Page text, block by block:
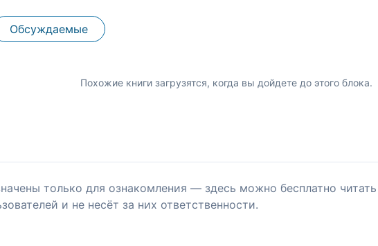
Обсуждаемые
Похожие книги загрузятся, когда вы дойдете до этого блока.
только для ознакомления — здесь можно бесплатно
и не несёт за них ответственности.